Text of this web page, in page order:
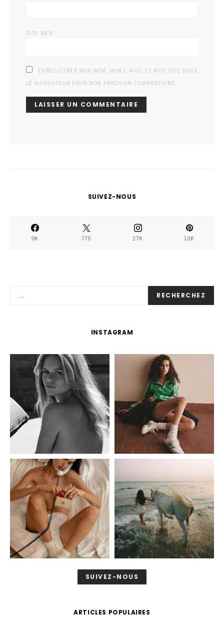
SITE WEB
ENREGISTRER MON NOM, MON E-MAIL ET MON SITE DANS
LE NAVIGATEUR POUR MON PROCHAIN COMMENTAIRE.
SUIVEZ-NOUS
9K 770 27K 10K
RECHERCHEZ
INSTAGRAM
SUIVEZ-NOUS
ARTICLES POPULAIRES